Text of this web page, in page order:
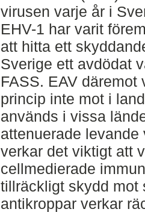
virusen varje år i
EHV-1 har varit
att hitta ett
Sverige ett avdödat
FASS. EAV däremot
princip inte mot i
används i vissa
attenuerade
verkar det viktigt att
cellmedierade
tillräckligt skydd mot
antikroppar verkar